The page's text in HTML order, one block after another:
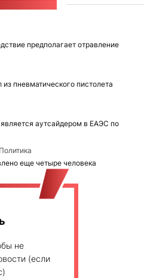
предполагает отравление
пневматического пистолета
аутсайдером в ЕАЭС по
еще четыре человека
не
(если